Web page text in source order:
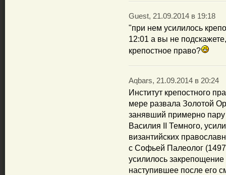
Guest, 21.09.2014 в 19:18
"при нем усилилось
12:01 а вы не
крепостное право?
Aqbars, 21.09.2014 в 20:24
Институт крепостного
мере развала Золотой
занявший примерно
Василия II Темного,
византийских
с Софьей Палеолог
усилилось
наступившее после его